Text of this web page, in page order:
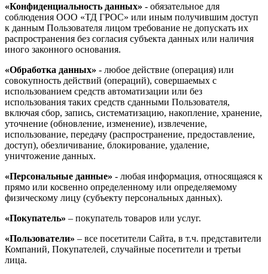
«Конфиденциальность данных» - обязательное для
соблюдения ООО «ТД ГРОС» или иным получившим доступ
к данным Пользователя лицом требование не допускать их
распространения без согласия субъекта данных или наличия
иного законного основания.
«Обработка данных» - любое действие (операция) или
совокупность действий (операций), совершаемых с
использованием средств автоматизации или без
использования таких средств сданными Пользователя,
включая сбор, запись, систематизацию, накопление, хранение,
уточнение (обновление, изменение), извлечение,
использование, передачу (распространение, предоставление,
доступ), обезличивание, блокирование, удаление,
уничтожение данных.
«Персональные данные» - любая информация, относящаяся к
прямо или косвенно определенному или определяемому
физическому лицу (субъекту персональных данных).
«Покупатель» – покупатель товаров или услуг.
«Пользователи» – все посетители Сайта, в т.ч. представители
Компаний, Покупателей, случайные посетители и третьи
лица.